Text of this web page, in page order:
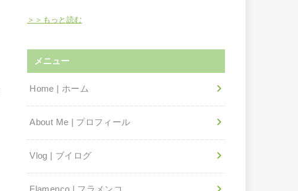
＞＞もっと読む
メニュー
Home | ホーム
About Me | プロフィール
Vlog | ブイログ